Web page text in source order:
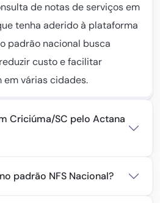
de notas de serviços em
tenha aderido à plataforma
padrão nacional busca
custo e facilitar
várias cidades.
Criciúma/SC pelo Actana
padrão NFS Nacional?